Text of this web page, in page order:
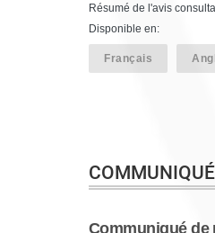
Résumé de l'avis
Disponible en:
Français
Communiqué de